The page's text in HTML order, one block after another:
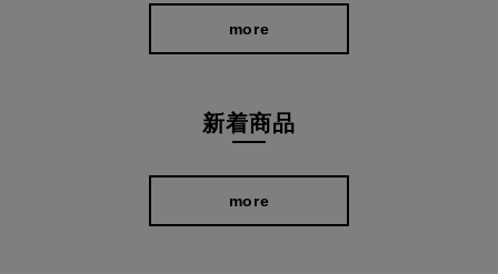
広すぎず細すぎないワイドシルエットなので、ワイドパンツをた
のある印象になりました。 ビジネスはもちろん、あらゆるフォー
more
新着商品
more